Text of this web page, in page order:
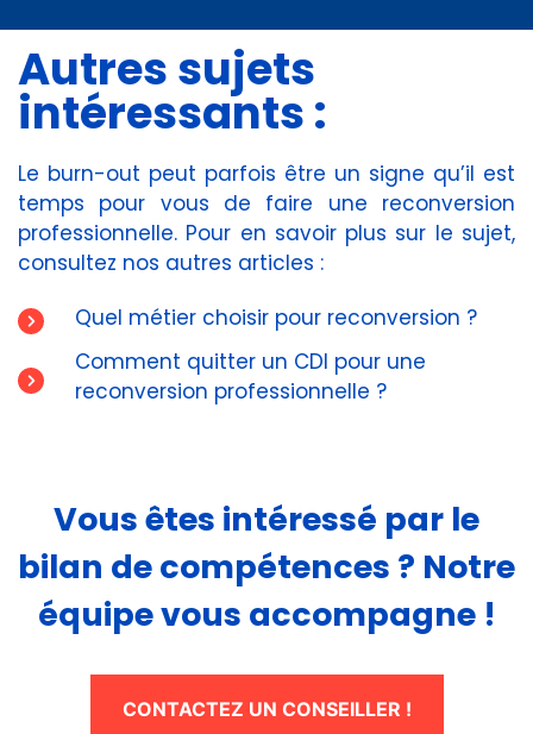
Autres sujets
intéressants :
Le burn-out peut parfois être un signe qu’il est
temps pour vous de faire une reconversion
professionnelle. Pour en savoir plus sur le sujet,
consultez nos autres articles :
Quel métier choisir pour reconversion ?
Comment quitter un CDI pour une
reconversion professionnelle ?
Vous êtes intéressé par le
bilan de compétences ? Notre
équipe vous accompagne !
CONTACTEZ UN CONSEILLER !